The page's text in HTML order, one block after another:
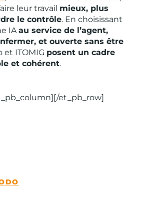
leur travail mieux, plus
le contrôle. En choisissant
IAau service de l’agent,
et ouverte sans être
et ITOMIG posent un cadre
et cohérent.
et_pb_row]